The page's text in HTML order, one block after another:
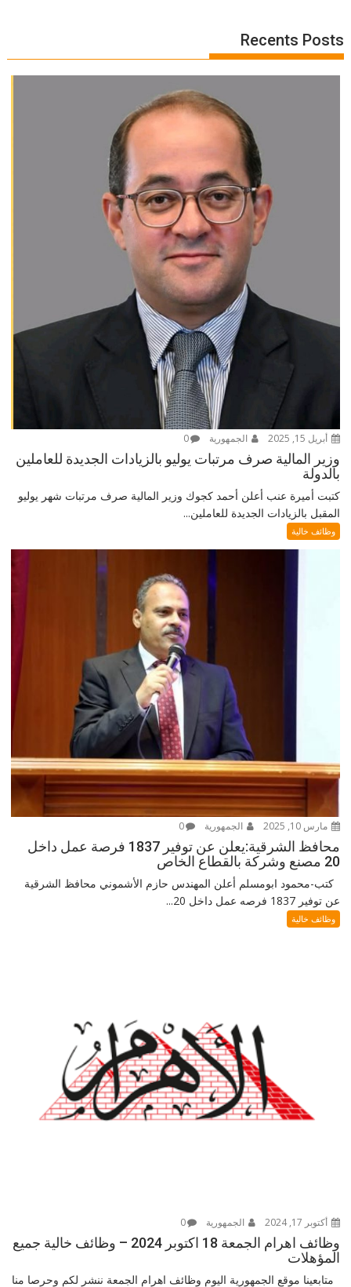
Recents Posts
أبريل 15, 2025 الجمهورية 0
وزير المالية صرف مرتبات يوليو بالزيادات الجديدة للعاملين
بالدولة
كتبت أميرة عنب أعلن أحمد كجوك وزير المالية صرف مرتبات شهر يوليو
المقبل بالزيادات الجديدة للعاملين...
وظائف خالية
مارس 10, 2025 الجمهورية 0
محافظ الشرقية:يعلن عن توفير 1837 فرصة عمل داخل
20 مصنع وشركة بالقطاع الخاص
كتب-محمود ابومسلم أعلن المهندس حازم الأشموني محافظ الشرقية
عن توفير 1837 فرصه عمل داخل 20...
وظائف خالية
أكتوبر 17, 2024 الجمهورية 0
وظائف اهرام الجمعة 18 اكتوبر 2024 – وظائف خالية جميع
المؤهلات
متابعينا موقع الجمهورية اليوم وظائف اهرام الجمعة ننشر لكم وحرصا منا